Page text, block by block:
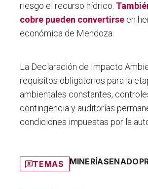
riesgo el recurso hídrico.
cobre pueden convertirse en
económica de Mendoza.
La Declaración de Impacto
requisitos obligatorios para la
ambientales constantes,
contingencia y auditorías
condiciones impuestas por la
TEMAS MINERÍASENADO